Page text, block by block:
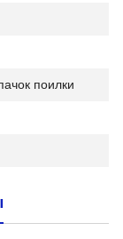
поилки